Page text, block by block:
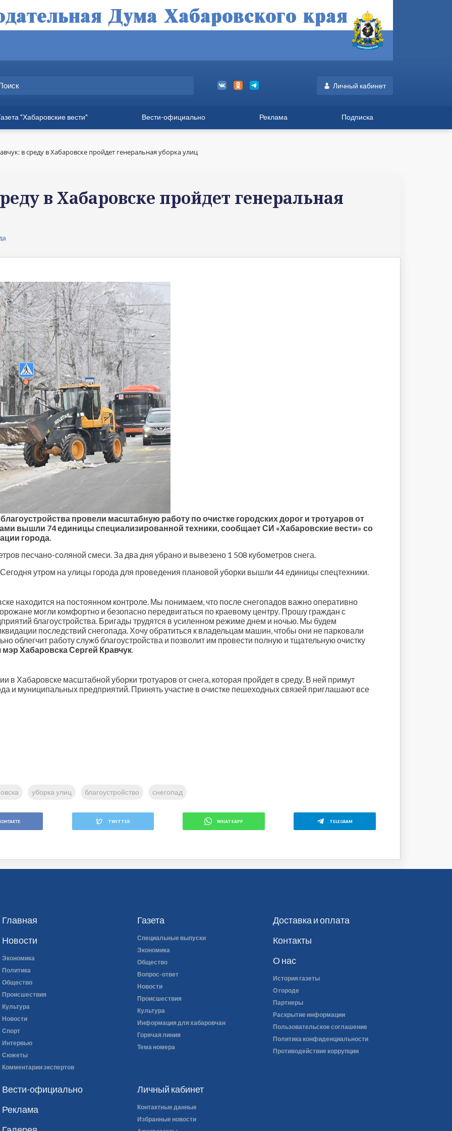
Личный кабинет
"Хабаровские вести"
для хабаровчан
Вести-официально Реклама Подписка
в среду в Хабаровске пройдет генеральная уборка улиц
в Хабаровске пройдет генеральная
провели масштабную работу по очистке городских дорог и тротуаров от
вышли 74 единицы специализированной техники, сообщает СИ «Хабаровские вести» со
города.
песчано-соляной смеси. За два дня убрано и вывезено 1 508 кубометров снега.
утром на улицы города для проведения плановой уборки вышли 44 единицы спецтехники.
находится на постоянном контроле. Мы понимаем, что после снегопадов важно оперативно
могли комфортно и безопасно передвигаться по краевому центру. Прошу граждан с
благоустройства. Бригады трудятся в усиленном режиме днем и ночью. Мы будем
последствий снегопада. Хочу обратиться к владельцам машин, чтобы они не парковали
облегчит работу служб благоустройства и позволит им провести полную и тщательную очистку
мэр Хабаровска Сергей Кравчук.
в Хабаровске масштабной уборки тротуаров от снега, которая пройдет в среду. В ней примут
и муниципальных предприятий. Принять участие в очистке пешеходных связей приглашают все
уборка улиц благоустройство снегопад
TWITTER WHATSAPP TELEGRAM
Личный кабинет
Контактные данные
Избранные новости
Главная
Новости
Экономика
Политика
Общество
Происшествия
Культура
Новости
Спорт
Интервью
Сюжеты
Комментарии экспертов
Газета
Специальные выпуски
Экономика
Общество
Вопрос-ответ
Новости
Происшествия
Культура
Информация для хабаровчан
Горячая линия
Тема номера
Доставка и оплата
Контакты
О нас
История газеты
О городе
Партнеры
Раскрытие информации
Пользовательское соглашение
Политика конфиденциальности
Противодействие коррупции
Вести-официально
Реклама